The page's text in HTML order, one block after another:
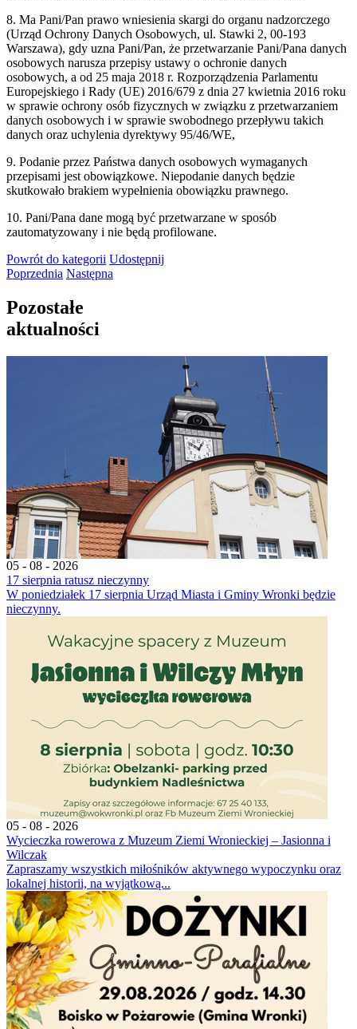
8. Ma Pani/Pan prawo wniesienia skargi do organu nadzorczego
(Urząd Ochrony Danych Osobowych, ul. Stawki 2, 00-193
Warszawa), gdy uzna Pani/Pan, że przetwarzanie Pani/Pana danych
osobowych narusza przepisy ustawy o ochronie danych
osobowych, a od 25 maja 2018 r. Rozporządzenia Parlamentu
Europejskiego i Rady (UE) 2016/679 z dnia 27 kwietnia 2016 roku
w sprawie ochrony osób fizycznych w związku z przetwarzaniem
danych osobowych i w sprawie swobodnego przepływu takich
danych oraz uchylenia dyrektywy 95/46/WE,
9. Podanie przez Państwa danych osobowych wymaganych
przepisami jest obowiązkowe. Niepodanie danych będzie
skutkowało brakiem wypełnienia obowiązku prawnego.
10. Pani/Pana dane mogą być przetwarzane w sposób
zautomatyzowany i nie będą profilowane.
Powrót do kategorii Udostępnij
Poprzednia Następna
Pozostałe
aktualności
05 - 08 - 2026
17 sierpnia ratusz nieczynny
W poniedziałek 17 sierpnia Urząd Miasta i Gminy Wronki będzie
nieczynny.
05 - 08 - 2026
Wycieczka rowerowa z Muzeum Ziemi Wronieckiej – Jasionna i
Wilczak
Zapraszamy wszystkich miłośników aktywnego wypoczynku oraz
lokalnej historii, na wyjątkową...